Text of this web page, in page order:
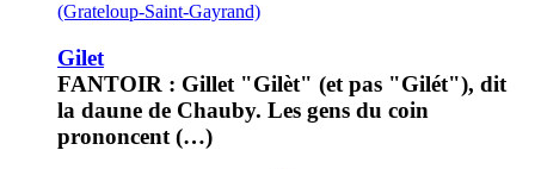
(Grateloup-Saint-Gayrand)
Gilet
FANTOIR : Gillet "Gilèt" (et pas "Gilét"), dit
la daune de Chauby. Les gens du coin
prononcent (…)